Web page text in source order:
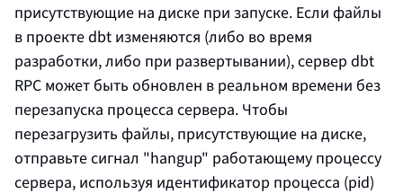
присутствующие на диске при запуске. Если файлы
в проекте dbt изменяются (либо во время
разработки, либо при развертывании), сервер dbt
RPC может быть обновлен в реальном времени без
перезапуска процесса сервера. Чтобы
перезагрузить файлы, присутствующие на диске,
отправьте сигнал "hangup" работающему процессу
сервера, используя идентификатор процесса (pid)